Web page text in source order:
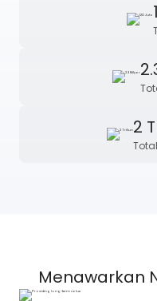
2
Menawarkan